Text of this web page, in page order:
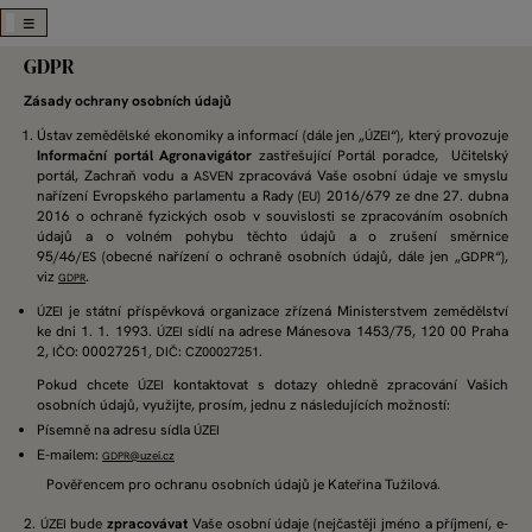
navigation
GDPR
Zásady ochrany osobních údajů
Ústav zemědělské ekonomiky a informací (dále jen „ÚZEI“), který provozuje
Informační portál Agronavigátor zastřešující Portál poradce, Učitelský
portál, Zachraň vodu a ASVENzpracovává Vaše osobní údaje ve smyslu
nařízení Evropského parlamentu a Rady (EU) 2016/679 ze dne 27. dubna
2016 o ochraně fyzických osob v souvislosti se zpracováním osobních
údajů a o volném pohybu těchto údajů a o zrušení směrnice
95/46/ES(obecné nařízení o ochraně osobních údajů, dále jen „GDPR“),
viz GDPR.
ÚZEI je státní příspěvková organizace zřízená Ministerstvem zemědělství
ke dni 1. 1. 1993. ÚZEI sídlí na adrese Mánesova 1453/75, 120 00 Praha
2, IČO: 00027251, DIČ: CZ00027251 .
Pokud chcete ÚZEI
kontaktovat s dotazy ohledně zpracování Vašich
osobních údajů, využijte, prosím, jednu z následujících možností:
Písemně na adresu sídla ÚZEI
E-mailem: GDPR@uzei.cz
Pověřencem pro ochranu osobních údajů je Kateřina Tužilová.
2. ÚZEI budezpracovávat Vaše osobní údaje (nejčastěji jméno a příjmení, e-